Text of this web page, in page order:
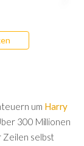
um Harry
300 Millionen
selbst